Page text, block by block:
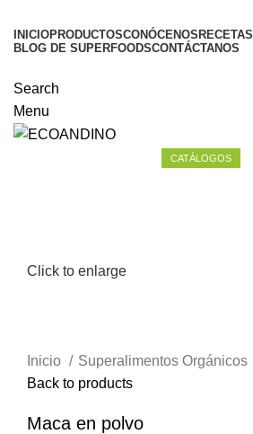
INICIOPRODUCTOSCONÓCENOS RECETAS
BLOG DE SUPERFOODSCONTÁCTANOS
Search
Menu
CATÁLOGOS
Click to enlarge
Inicio Superalimentos Orgánicos
Back to products
Maca en polvo